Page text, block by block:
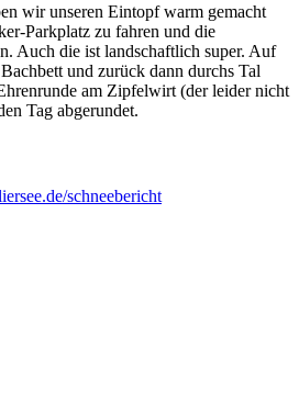
wir unseren Eintopf warm gemacht
Parkplatz zu fahren und die
Auch die ist landschaftlich super. Auf
und zurück dann durchs Tal
am Zipfelwirt (der leider nicht
Tag abgerundet.
schneebericht